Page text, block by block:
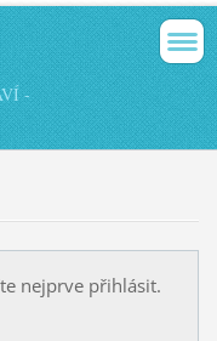
-
nejprve přihlásit.